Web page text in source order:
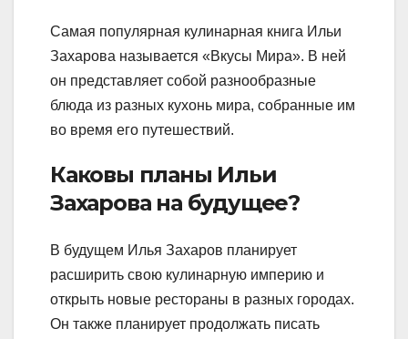
Самая популярная кулинарная книга Ильи
Захарова называется «Вкусы Мира». В ней
он представляет собой разнообразные
блюда из разных кухонь мира, собранные им
во время его путешествий.
Каковы планы Ильи
Захарова на будущее?
В будущем Илья Захаров планирует
расширить свою кулинарную империю и
открыть новые рестораны в разных городах.
Он также планирует продолжать писать